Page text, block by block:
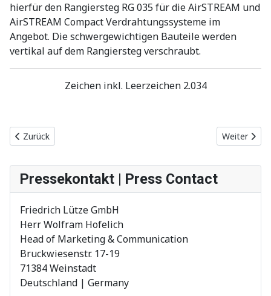
hierfür den Rangiersteg RG 035 für die AirSTREAM und
AirSTREAM Compact Verdrahtungssysteme im
Angebot. Die schwergewichtigen Bauteile werden
vertikal auf dem Rangiersteg verschraubt.
Zeichen inkl. Leerzeichen 2.034
Vorheriger Beitrag: LÜTZE joins the Single Pair Ethernet
Zurück Nächster
Weiter
Pressekontakt | Press Contact
Friedrich Lütze GmbH
Herr Wolfram Hofelich
Head of Marketing & Communication
Bruckwiesenstr. 17-19
71384 Weinstadt
Deutschland | Germany